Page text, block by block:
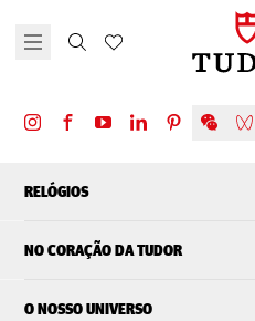
RELÓGIOS
NO CORAÇÃO DA TUDOR
O NOSSO UNIVERSO